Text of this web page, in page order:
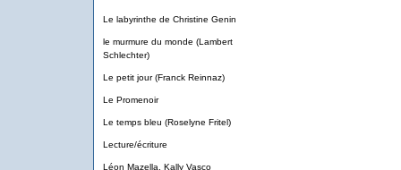
Le labyrinthe de Christine Genin
le murmure du monde (Lambert
Schlechter)
Le petit jour (Franck Reinnaz)
Le Promenoir
Le temps bleu (Roselyne Fritel)
Lecture/écriture
Léon Mazella, Kally Vasco